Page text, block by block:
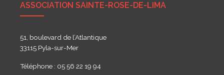
ASSOCIATION SAINTE-ROSE-DE-LIMA
51, boulevard de l’Atlantique
33115 Pyla-sur-Mer
Téléphone : 05 56 22 19 94